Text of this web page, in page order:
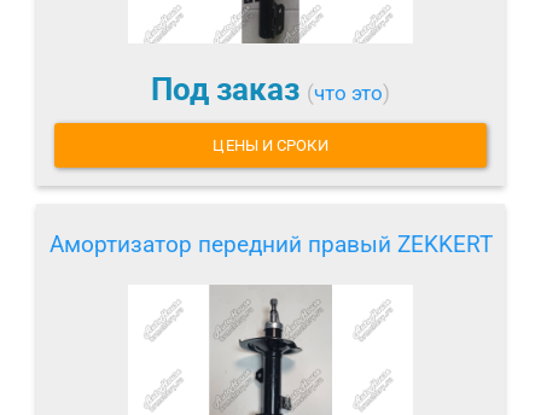
Под заказ (что это)
ЦЕНЫ И СРОКИ
Амортизатор передний правый ZEKKERT